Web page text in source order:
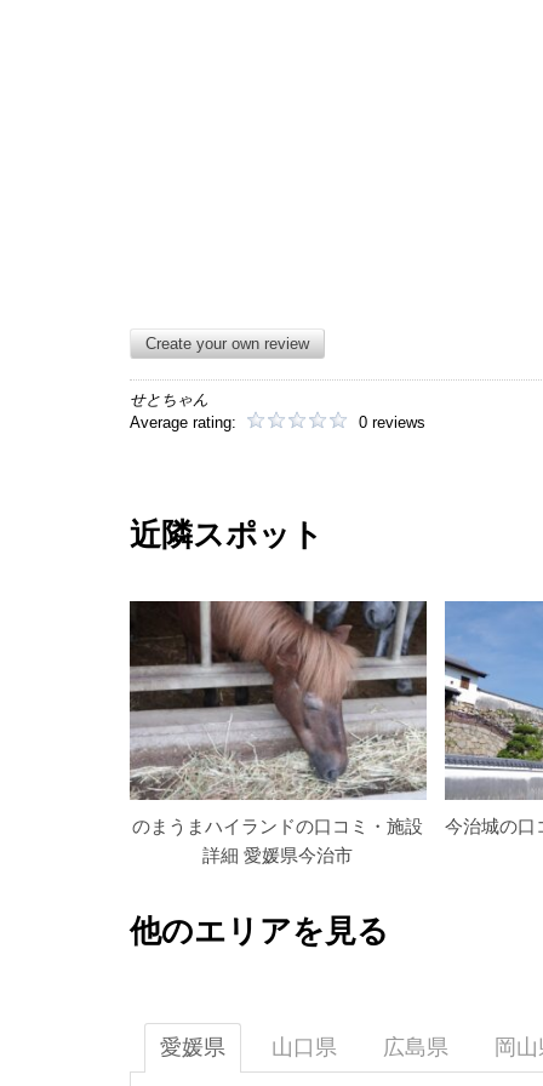
Create your own review
せとちゃん
Average rating:
0 reviews
近隣スポット
のまうまハイランドの口コミ・施設
詳細 愛媛県今治市
今治城の口
他のエリアを見る
愛媛県 山口県 広島県 岡